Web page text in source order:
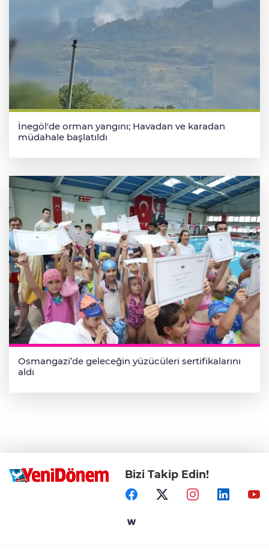
İnegöl'de orman yangını; Havadan ve karadan
müdahale başlatıldı
Osmangazi’de geleceğin yüzücüleri sertifikalarını
aldı
Bizi Takip Edin!